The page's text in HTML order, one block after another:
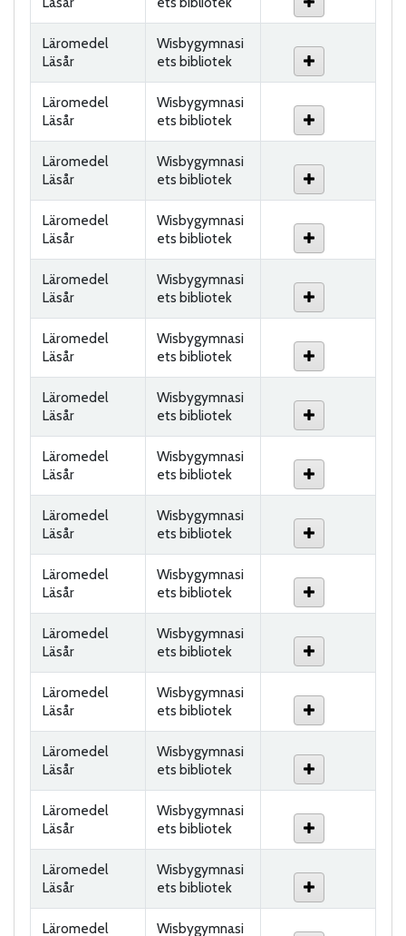
Läromedel
Läsår
Wisbygymnasi
ets bibliotek
Läromedel
Läsår
Wisbygymnasi
ets bibliotek
Läromedel
Läsår
Wisbygymnasi
ets bibliotek
Läromedel
Läsår
Wisbygymnasi
ets bibliotek
Läromedel
Läsår
Wisbygymnasi
ets bibliotek
Läromedel
Läsår
Wisbygymnasi
ets bibliotek
Läromedel
Läsår
Wisbygymnasi
ets bibliotek
Läromedel
Läsår
Wisbygymnasi
ets bibliotek
Läromedel
Läsår
Wisbygymnasi
ets bibliotek
Läromedel
Läsår
Wisbygymnasi
ets bibliotek
Läromedel
Läsår
Wisbygymnasi
ets bibliotek
Läromedel
Läsår
Wisbygymnasi
ets bibliotek
Läromedel
Läsår
Wisbygymnasi
ets bibliotek
Läromedel
Läsår
Wisbygymnasi
ets bibliotek
Läromedel
Läsår
Wisbygymnasi
ets bibliotek
Läromedel
Wisbygymnasi